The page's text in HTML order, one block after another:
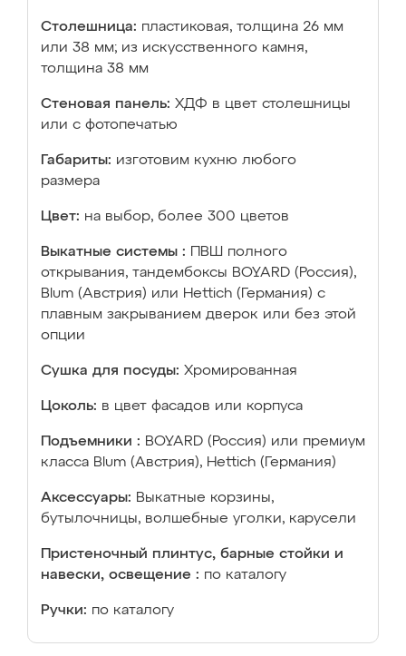
Столешница: пластиковая, толщина 26 мм
или 38 мм; из искусственного камня,
толщина 38 мм
Стеновая панель: ХДФ в цвет столешницы
или с фотопечатью
Габариты: изготовим кухню любого
размера
Цвет: на выбор, более 300 цветов
Выкатные системы :
ПВШ полного
открывания, тандембоксы BOYARD (Россия),
Blum (Австрия) или Hettich (Германия) с
плавным закрыванием дверок или без этой
опции
Сушка для посуды: Хромированная
Цоколь: в цвет фасадов или корпуса
Подъемники : BOYARD (Россия) или премиум
класса Blum (Австрия), Hettich (Германия)
Аксессуары: Выкатные корзины,
бутылочницы, волшебные уголки, карусели
Пристеночный плинтус, барные стойки и
навески, освещение : по каталогу
Ручки: по каталогу